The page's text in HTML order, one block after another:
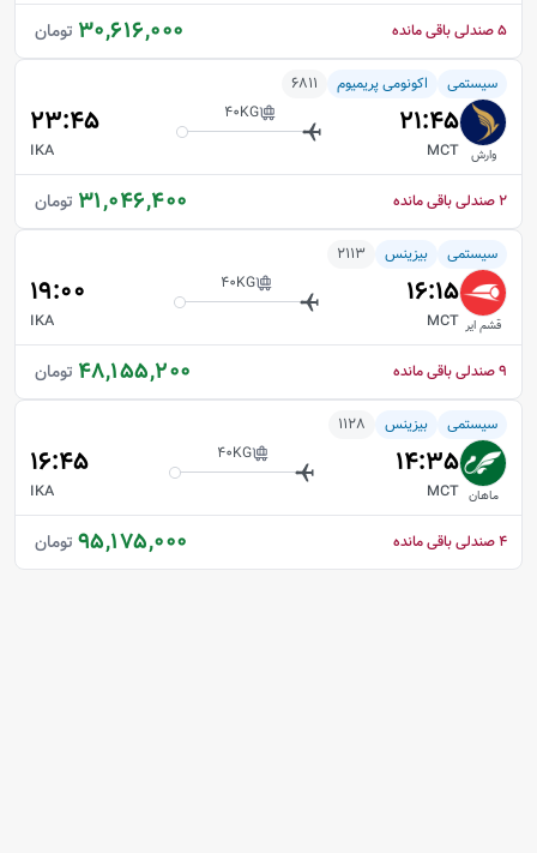
30,616,000 تومان 5صندلی باقی مانده
سیستمی اکونومی پریمیوم 6811
وارش
21:45
40KG
23:45
MCT
IKA
31,046,400 تومان 2صندلی باقی مانده
سیستمی بیزینس 2113
قشم ایر
16:15
40KG
19:00
MCT
IKA
48,155,200 تومان 9صندلی باقی مانده
سیستمی بیزینس 1128
ماهان
14:35
40KG
16:45
MCT
IKA
95,175,000 تومان 4صندلی باقی مانده